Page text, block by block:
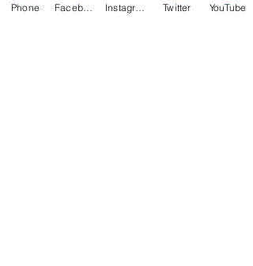
Phone Twitter YouTube